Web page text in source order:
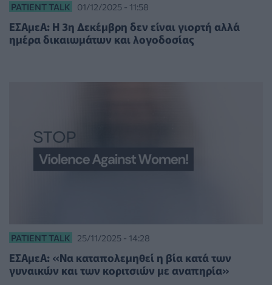
PATIENT TALK 01/12/2025 - 11:58
ΕΣΑμεΑ: Η 3η Δεκέμβρη δεν είναι γιορτή αλλά
ημέρα δικαιωμάτων και λογοδοσίας
PATIENT TALK 25/11/2025 - 14:28
ΕΣΑμεΑ: «Να καταπολεμηθεί η βία κατά των
γυναικών και των κοριτσιών με αναπηρία»